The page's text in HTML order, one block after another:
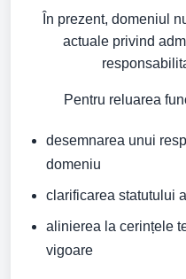
În prezent, domeniul
actuale privind
Pentru reluarea
desemnarea unui
domeniu
clarificarea statutului
alinierea la cerințele
vigoare